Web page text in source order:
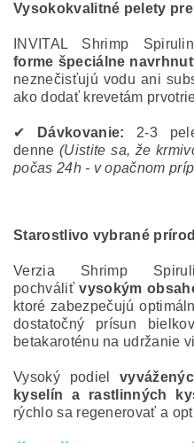
Vysokokvalitné pelety
INVITAL Shrimp
forme špeciálne
neznečisťujú vodu ani
ako dodať krevetám
✔ Dávkovanie: 2-3
denne(Uistite sa, že
počas 24h - v opačnom
Starostlivo vybrané
Verzia Shrimp
pochváliťvysokým
ktoré zabezpečujú
dostatočný prísun
betakaroténu na udržanie
Vysoký podiel
kyselín a rastlinných
rýchlo sa regenerovať a